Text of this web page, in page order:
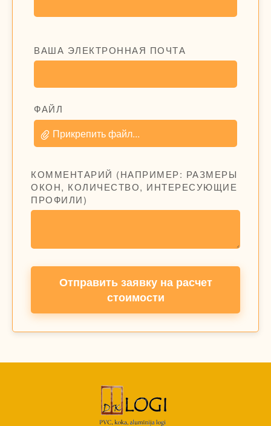
ВАША ЭЛЕКТРОННАЯ ПОЧТА
ФАЙЛ
Прикрепить файл...
КОММЕНТАРИЙ (НАПРИМЕР: РАЗМЕРЫ
ОКОН, КОЛИЧЕСТВО, ИНТЕРЕСУЮЩИЕ
ПРОФИЛИ)
Отправить заявку на расчет
стоимости